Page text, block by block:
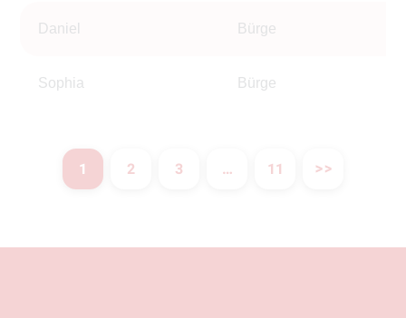
Daniel Bürge
Sophia Bürge
1 2 3 … 11